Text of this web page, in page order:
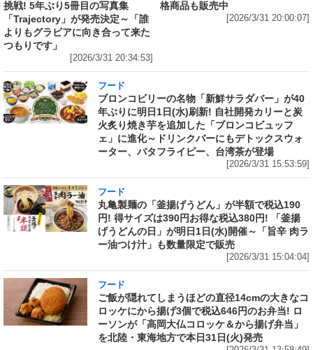
挑戦! 5年ぶり5冊目の写真集
「Trajectory」が発売決定～「誰
よりもグラビアに向き合って来た
つもりです」
[2026/3/31 20:34:53]
格商品も販売中
[2026/3/31 20:00:07]
フード
ブロンコビリーの名物「新鮮サラダバー」が40
年ぶりに明日1日(水)刷新! 自社開発カリーと炭
火炙り焼き芋を追加した「ブロンコビュッフ
ェ」に進化～ドリンクバーにもデトックスウォ
ーター、バタフライピー、台湾茶が登場
[2026/3/31 15:53:59]
フード
丸亀製麺の「釜揚げうどん」が半額で税込190
円! 得サイズは390円お得な税込380円! 「釜揚
げうどんの日」が明日1日(水)開催～「旨辛 肉ラ
ー油つけ汁」も数量限定で販売
[2026/3/31 15:04:04]
フード
ご飯が隠れてしまうほどの直径14cmの大きなコ
ロッケにから揚げ3個で税込646円のお弁当! ロ
ーソンが「高岡大仏コロッケ＆から揚げ弁当」
を北陸・東海地方で本日31日(火)発売